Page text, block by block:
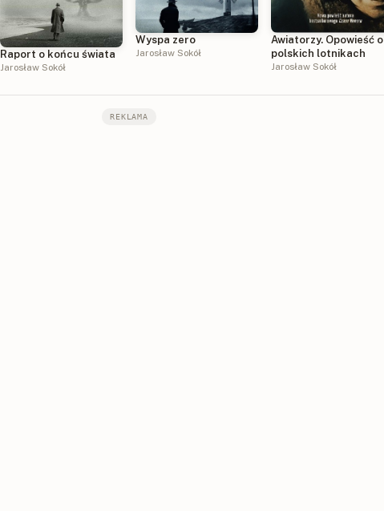
Raport o końcu świata
Jarosław Sokół
Wyspa zero
Jarosław Sokół
Awiatorzy. Opowieść o
polskich lotnikach
Jarosław Sokół
REKLAMA